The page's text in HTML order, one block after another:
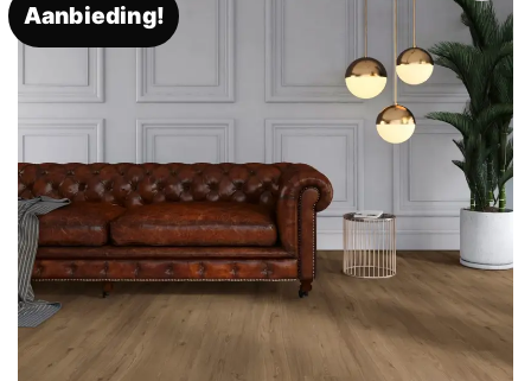
Aanbieding!
Toevoegen
aan
verlanglijst